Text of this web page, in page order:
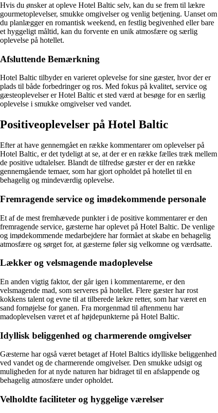
Hvis du ønsker at opleve Hotel Baltic selv, kan du se frem til lækre
gourmetoplevelser, smukke omgivelser og venlig betjening. Uanset om
du planlægger en romantisk weekend, en festlig begivenhed eller bare
et hyggeligt måltid, kan du forvente en unik atmosfære og særlig
oplevelse på hotellet.
Afsluttende Bemærkning
Hotel Baltic tilbyder en varieret oplevelse for sine gæster, hvor der er
plads til både forbedringer og ros. Med fokus på kvalitet, service og
gæsteoplevelser er Hotel Baltic et sted værd at besøge for en særlig
oplevelse i smukke omgivelser ved vandet.
Positiveoplevelser på Hotel Baltic
Efter at have gennemgået en række kommentarer om oplevelser på
Hotel Baltic, er det tydeligt at se, at der er en række fælles træk mellem
de positive udtalelser. Blandt de tilfredse gæster er der en række
gennemgående temaer, som har gjort opholdet på hotellet til en
behagelig og mindeværdig oplevelse.
Fremragende service og imødekommende personale
Et af de mest fremhævede punkter i de positive kommentarer er den
fremragende service, gæsterne har oplevet på Hotel Baltic. De venlige
og imødekommende medarbejdere har formået at skabe en behagelig
atmosfære og sørget for, at gæsterne føler sig velkomne og værdsatte.
Lækker og velsmagende madoplevelse
En anden vigtig faktor, der går igen i kommentarerne, er den
velsmagende mad, som serveres på hotellet. Flere gæster har rost
kokkens talent og evne til at tilberede lækre retter, som har været en
sand fornøjelse for ganen. Fra morgenmad til aftenmenu har
madoplevelsen været et af højdepunkterne på Hotel Baltic.
Idyllisk beliggenhed og charmerende omgivelser
Gæsterne har også været betaget af Hotel Baltics idylliske beliggenhed
ved vandet og de charmerende omgivelser. Den smukke udsigt og
muligheden for at nyde naturen har bidraget til en afslappende og
behagelig atmosfære under opholdet.
Velholdte faciliteter og hyggelige værelser